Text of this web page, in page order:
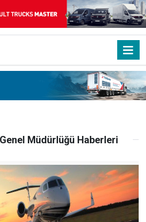
Müdürlüğü Haberleri